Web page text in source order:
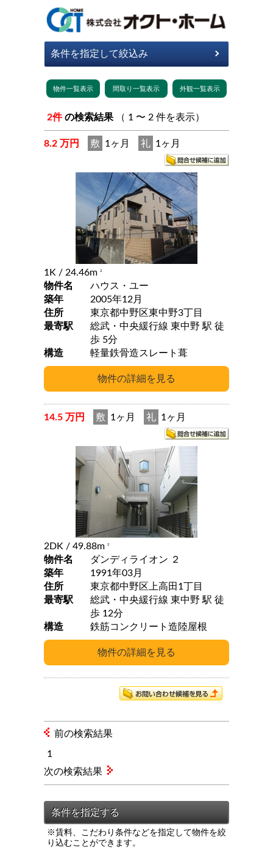
2件 の検索結果 （ 1 〜 2 件を表示）
8.2 万円 敷 1ヶ月 礼 1ヶ月
1K / 24.46m 2
物件名
ハウス・ユー
築年
2005年12月
住所
東京都中野区東中野3丁目
最寄駅
総武・中央緩行線 東中野 駅 徒
歩 5分
構造
軽量鉄骨造スレート葺
14.5 万円 敷 1ヶ月 礼 1ヶ月
2DK / 49.88m 2
物件名
ダンディライオン ２
築年
1991年03月
住所
東京都中野区上高田1丁目
最寄駅
総武・中央緩行線 東中野 駅 徒
歩 12分
構造
鉄筋コンクリート造陸屋根
前の検索結果
1
※賃料、こだわり条件などを指定して物件を絞
り込むことができます。